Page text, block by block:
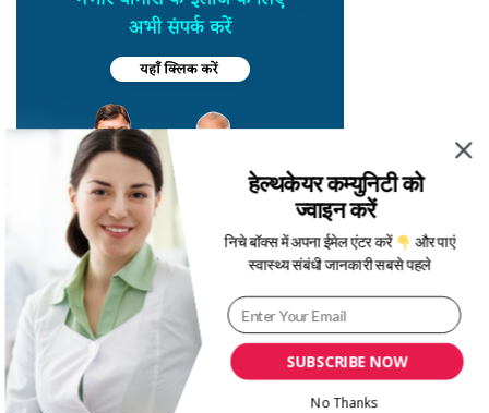
SUBSCRIBE NOW
हेल्थकेयर कम्युनिटी को
ज्वाइन करें
निचे बॉक्स में अपना ईमेल एंटर करें
और पाएं
स्वास्थ्य संबंधी जानकारी सबसे पहले
No Thanks